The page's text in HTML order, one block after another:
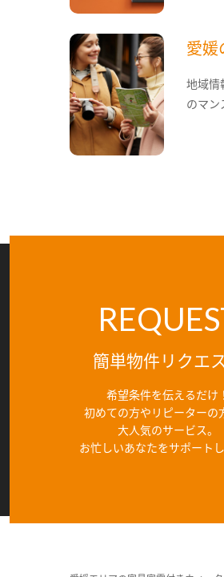
愛媛
地域情
のマン
簡単物件リクエ
希望条件を伝えるだけ！
初めての方やリピーターの
大人気のサービス。
お忙しいあなたをサポートし